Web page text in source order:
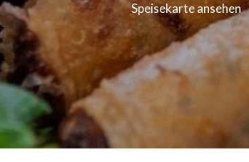
Speisekarte ansehen